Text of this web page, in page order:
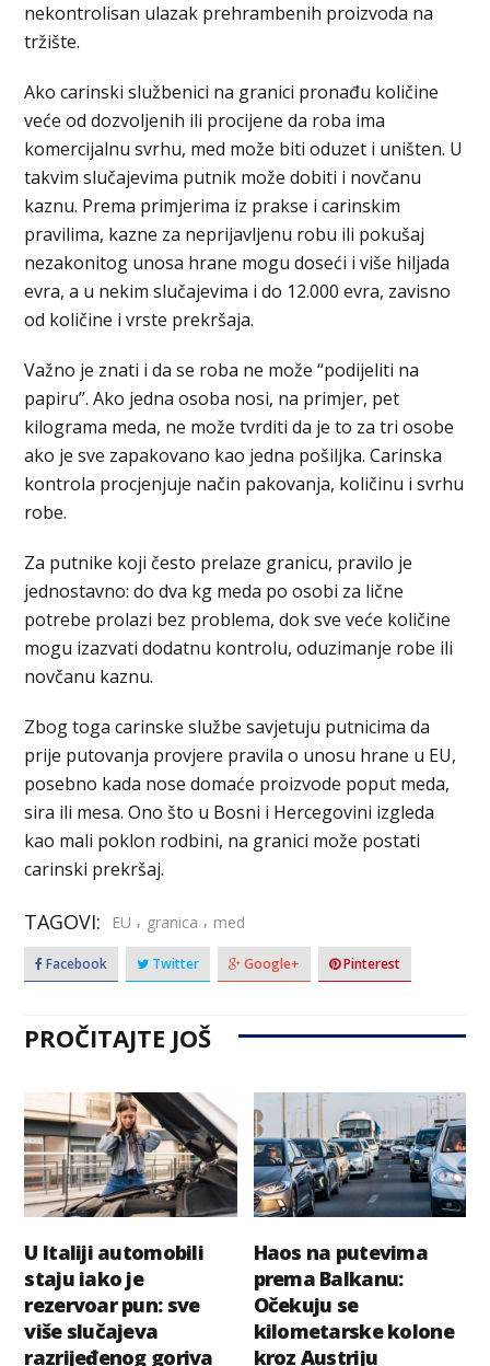
nekontrolisan ulazak prehrambenih proizvoda na
tržište.
Ako carinski službenici na granici pronađu količine
veće od dozvoljenih ili procijene da roba ima
komercijalnu svrhu, med može biti oduzet i uništen. U
takvim slučajevima putnik može dobiti i novčanu
kaznu. Prema primjerima iz prakse i carinskim
pravilima, kazne za neprijavljenu robu ili pokušaj
nezakonitog unosa hrane mogu doseći i više hiljada
evra, a u nekim slučajevima i do 12.000 evra, zavisno
od količine i vrste prekršaja.
Važno je znati i da se roba ne može “podijeliti na
papiru”. Ako jedna osoba nosi, na primjer, pet
kilograma meda, ne može tvrditi da je to za tri osobe
ako je sve zapakovano kao jedna pošiljka. Carinska
kontrola procjenjuje način pakovanja, količinu i svrhu
robe.
Za putnike koji često prelaze granicu, pravilo je
jednostavno: do dva kg meda po osobi za lične
potrebe prolazi bez problema, dok sve veće količine
mogu izazvati dodatnu kontrolu, oduzimanje robe ili
novčanu kaznu.
Zbog toga carinske službe savjetuju putnicima da
prije putovanja provjere pravila o unosu hrane u EU,
posebno kada nose domaće proizvode poput meda,
sira ili mesa. Ono što u Bosni i Hercegovini izgleda
kao mali poklon rodbini, na granici može postati
carinski prekršaj.
TAGOVI: EU , granica , med
Facebook Twitter Google+ Pinterest
PROČITAJTE JOŠ
U Italiji automobili
staju iako je
rezervoar pun: sve
više slučajeva
razrijeđenog goriva
Haos na putevima
prema Balkanu:
Očekuju se
kilometarske kolone
kroz Austriju